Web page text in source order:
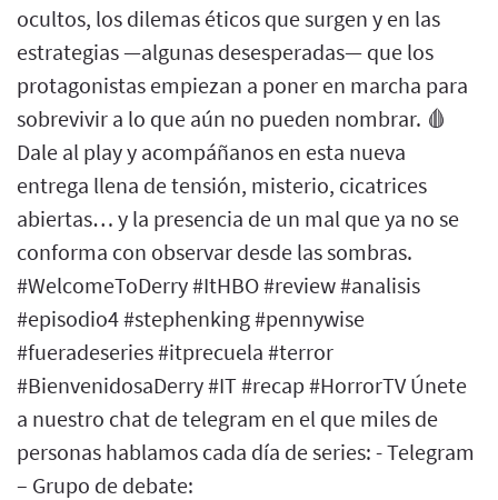
ocultos, los dilemas éticos que surgen y en las
estrategias —algunas desesperadas— que los
protagonistas empiezan a poner en marcha para
sobrevivir a lo que aún no pueden nombrar. 🩸
Dale al play y acompáñanos en esta nueva
entrega llena de tensión, misterio, cicatrices
abiertas… y la presencia de un mal que ya no se
conforma con observar desde las sombras.
#WelcomeToDerry #ItHBO #review #analisis
#episodio4 #stephenking #pennywise
#fueradeseries #itprecuela #terror
#BienvenidosaDerry #IT #recap #HorrorTV Únete
a nuestro chat de telegram en el que miles de
personas hablamos cada día de series: - Telegram
– Grupo de debate: